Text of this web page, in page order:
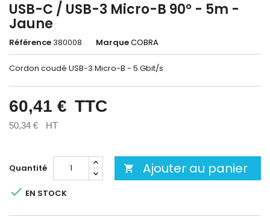
USB-C / USB-3 Micro-B 90° - 5m -
Jaune
Référence380008 MarqueCOBRA
Cordon coudé USB-3 Micro-B - 5 Gbit/s
60,41 € TTC
50,34 € HT
Quantité  Ajouter au panier
 EN STOCK